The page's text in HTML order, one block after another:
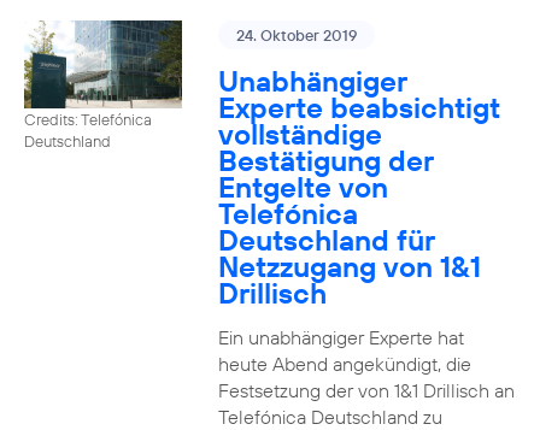
Credits: Telefónica
Deutschland
24. Oktober 2019
Unabhängiger
Experte beabsichtigt
vollständige
Bestätigung der
Entgelte von
Telefónica
Deutschland für
Netzzugang von 1&1
Drillisch
Ein unabhängiger Experte hat
heute Abend angekündigt, die
Festsetzung der von 1&1 Drillisch an
Telefónica Deutschland zu